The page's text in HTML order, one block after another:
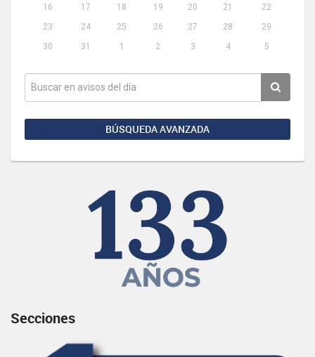
16
17 18 19 20 21
22
23
24 25 26 27 28
29
30
31 1 2 3 4 5
BÚSQUEDA AVANZADA
Secciones